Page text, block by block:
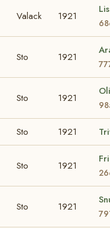
Valack 1921
Sto 1921
Sto 1921
Sto 1921
Sto 1921
Sto 1921